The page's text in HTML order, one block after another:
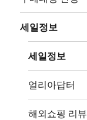
세일정보
세일정보
얼리아답터
해외쇼핑 리뷰